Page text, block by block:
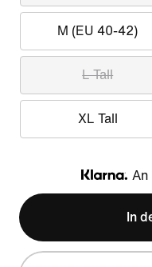
M (EU 40-42)
L Tall
XL Tall
An
In